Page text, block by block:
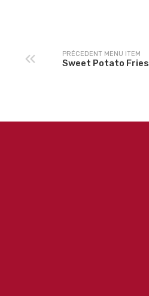
PRÉCEDENT MENU ITEM
Sweet Potato Fries